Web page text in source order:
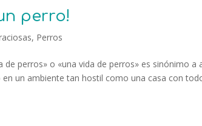
perro!
, Perros
de perros» o «una vida de perros» es sinónimo
un ambiente tan hostil como una casa con